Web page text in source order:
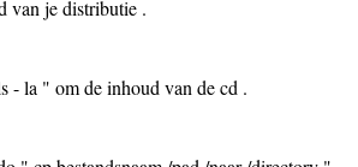
van je distributie .
- la " om de inhoud van de cd .